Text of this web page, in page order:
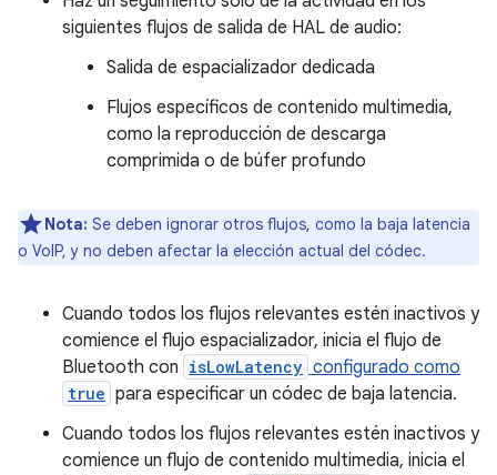
siguientes flujos de salida de HAL de audio:
Salida de espacializador dedicada
Flujos específicos de contenido multimedia,
como la reproducción de descarga
comprimida o de búfer profundo
Nota: Se deben ignorar otros flujos, como la baja latencia
o VoIP, y no deben afectar la elección actual del códec.
Cuando todos los flujos relevantes estén inactivos y
comience el flujo espacializador, inicia el flujo de
Bluetooth con isLowLatency configurado como
true para especificar un códec de baja latencia.
Cuando todos los flujos relevantes estén inactivos y
comience un flujo de contenido multimedia, inicia el